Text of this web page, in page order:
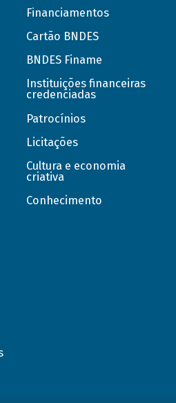
Financiamentos
Cartão BNDES
BNDES Finame
Instituições financeiras
credenciadas
Patrocínios
Licitações
Cultura e economia
criativa
Conhecimento